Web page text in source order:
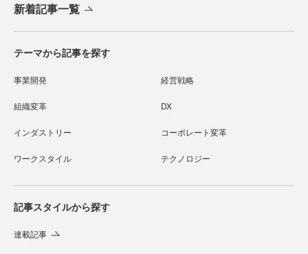
新着記事一覧
テーマから記事を探す
事業開発 経営戦略
組織変革 DX
インダストリー コーポレート変革
ワークスタイル テクノロジー
記事スタイルから探す
連載記事